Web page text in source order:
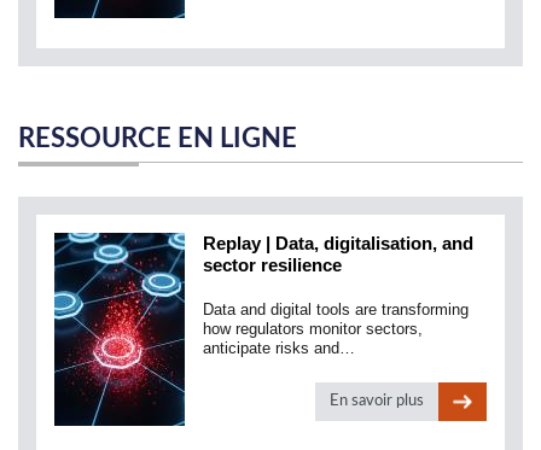
RESSOURCE EN LIGNE
Replay | Data, digitalisation, and
sector resilience
Data and digital tools are transforming
how regulators monitor sectors,
anticipate risks and…
En savoir plus